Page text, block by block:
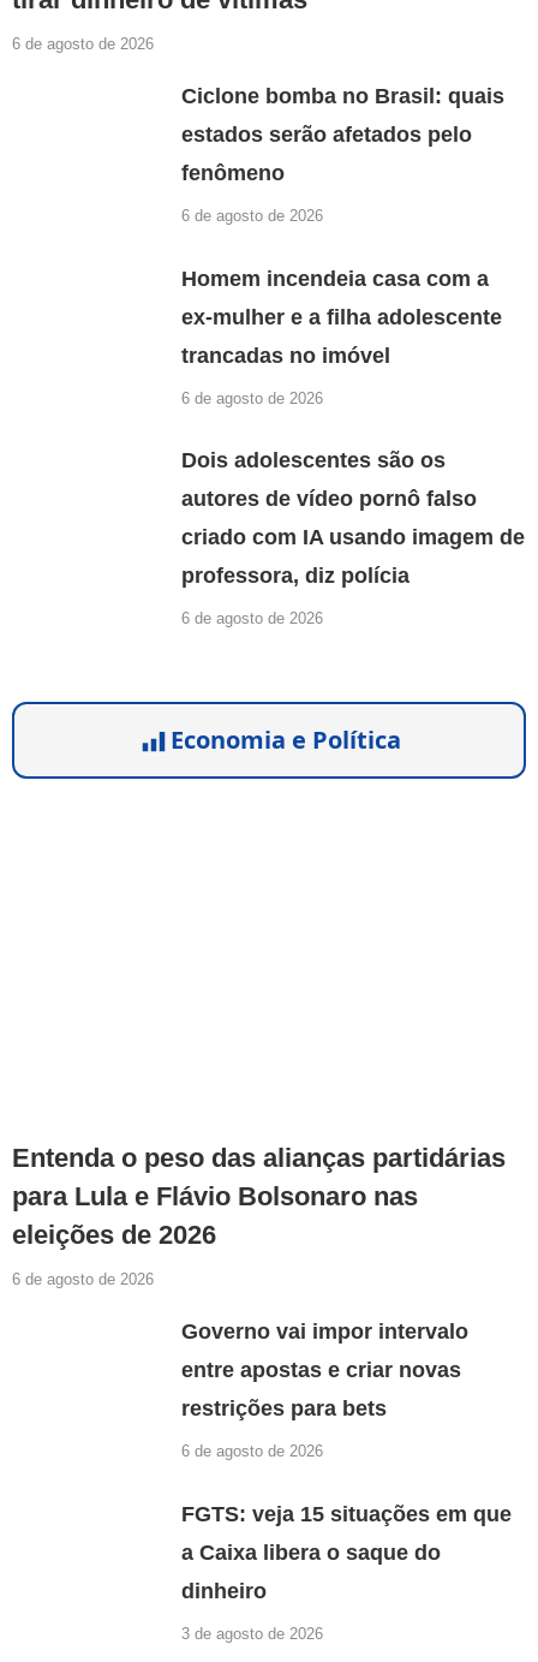
6 de agosto de 2026
Ciclone bomba no Brasil: quais
estados serão afetados pelo
fenômeno
6 de agosto de 2026
Homem incendeia casa com a
ex-mulher e a filha adolescente
trancadas no imóvel
6 de agosto de 2026
Dois adolescentes são os
autores de vídeo pornô falso
criado com IA usando imagem de
professora, diz polícia
6 de agosto de 2026
Economia e Política
Entenda o peso das alianças partidárias
para Lula e Flávio Bolsonaro nas
eleições de 2026
6 de agosto de 2026
Governo vai impor intervalo
entre apostas e criar novas
restrições para bets
6 de agosto de 2026
FGTS: veja 15 situações em que
a Caixa libera o saque do
dinheiro
3 de agosto de 2026